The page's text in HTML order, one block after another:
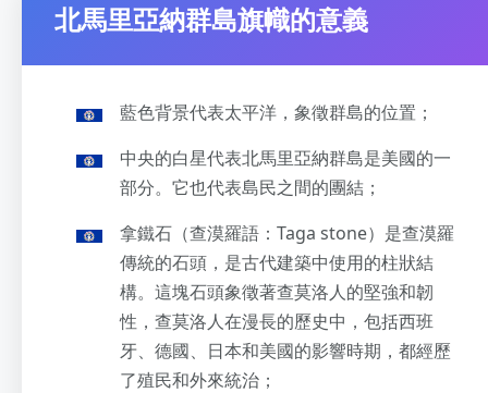
北馬里亞納群島旗幟的意義
藍色背景代表太平洋，象徵群島的位置；
中央的白星代表北馬里亞納群島是美國的一
部分。它也代表島民之間的團結；
拿鐵石（查漠羅語：Taga stone）是查漠羅
傳統的石頭，是古代建築中使用的柱狀結
構。這塊石頭象徵著查莫洛人的堅強和韌
性，查莫洛人在漫長的歷史中，包括西班
牙、德國、日本和美國的影響時期，都經歷
了殖民和外來統治；